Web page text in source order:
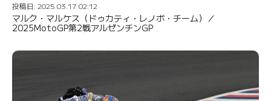
投稿日: 2025.03.17 02:12
マルク・マルケス（ドゥカティ・レノボ・チーム）／
2025MotoGP第2戦アルゼンチンGP